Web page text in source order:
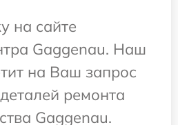
на сайте
Gaggenau. Наш
на Ваш запрос
ремонта
Gaggenau.